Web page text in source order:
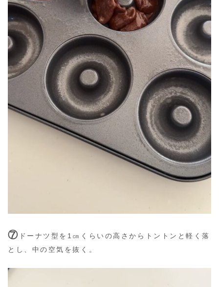
⑦ ドーナツ型を1㎝くらいの高さからトントンと軽く落
とし、中の空気を抜く。